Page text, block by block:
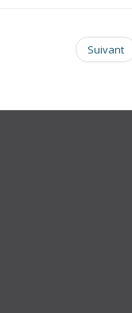
Suivant